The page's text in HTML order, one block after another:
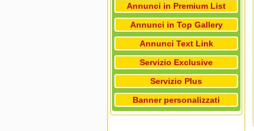
Annunci in Premium List
Annunci in Top Gallery
Annunci Text Link
Servizio Exclusive
Servizio Plus
Banner personalizzati